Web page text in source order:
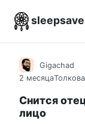
Gigachad
2 месяца
Снится
лицо